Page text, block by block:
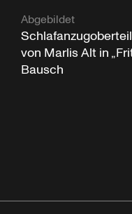
Abgebildet
von Marlis Alt in
Bausch